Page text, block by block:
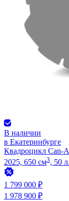
В наличии
в Екатеринбурге
Квадроцикл Can-
2025, 650 см3, 50
1 799 000 ₽
1 978 900 ₽